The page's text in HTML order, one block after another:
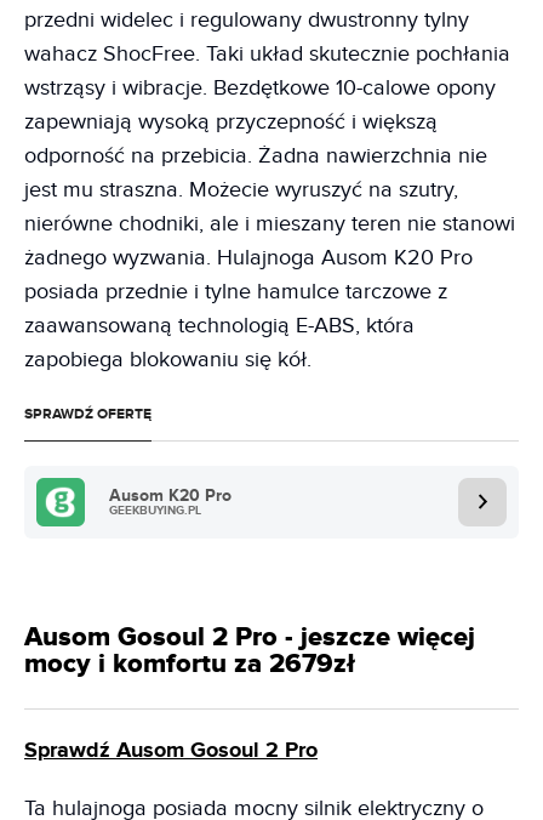
przedni widelec i regulowany dwustronny tylny
wahacz ShocFree. Taki układ skutecznie pochłania
wstrząsy i wibracje. Bezdętkowe 10-calowe opony
zapewniają wysoką przyczepność i większą
odporność na przebicia. Żadna nawierzchnia nie
jest mu straszna. Możecie wyruszyć na szutry,
nierówne chodniki, ale i mieszany teren nie stanowi
żadnego wyzwania. Hulajnoga Ausom K20 Pro
posiada przednie i tylne hamulce tarczowe z
zaawansowaną technologią E-ABS, która
zapobiega blokowaniu się kół.
SPRAWDŹ OFERTĘ
Ausom K20 Pro
GEEKBUYING.PL
Ausom Gosoul 2 Pro - jeszcze więcej
mocy i komfortu za 2679zł
Sprawdź Ausom Gosoul 2 Pro
Ta hulajnoga posiada mocny silnik elektryczny o